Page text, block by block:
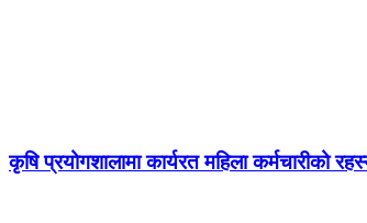
कृषि प्रयोगशालामा कार्यरत महिला कर्मचारीको